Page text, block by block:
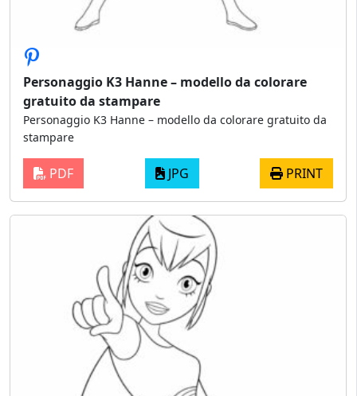
Personaggio K3 Hanne – modello da colorare
gratuito da stampare
Personaggio K3 Hanne – modello da colorare gratuito da
stampare
PDF JPG PRINT